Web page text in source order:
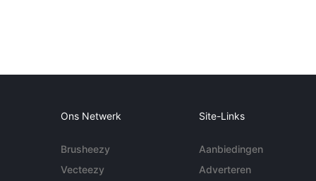
Ons Netwerk
Brusheezy
Vecteezy
Site-Links
Aanbiedingen
Adverteren